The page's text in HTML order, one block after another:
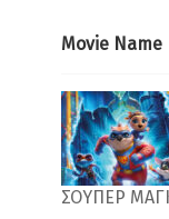
Movie Name
ΣΟΥΠΕΡ